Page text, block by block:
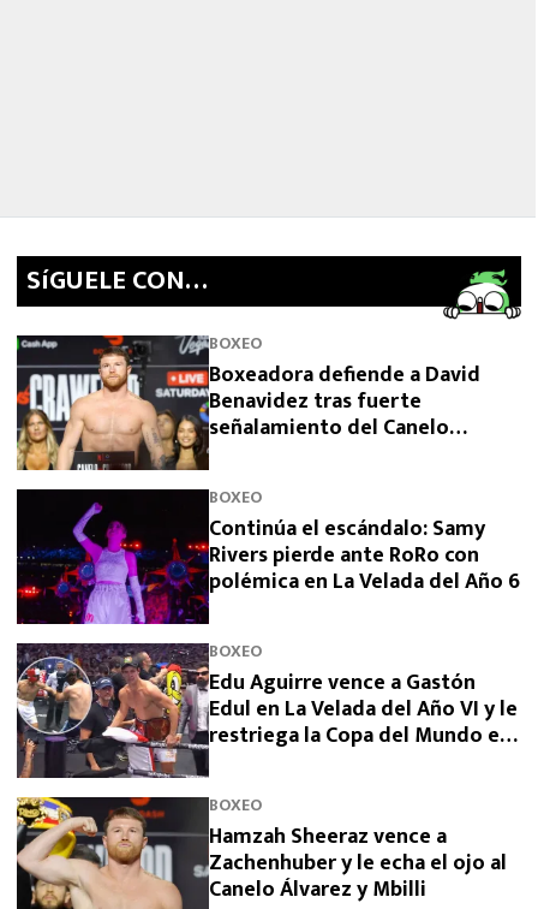
SíGUELE CON…
BOXEO
Boxeadora defiende a David
Benavidez tras fuerte
señalamiento del Canelo
BOXEO
Continúa el escándalo: Samy
Rivers pierde ante RoRo con
polémica en La Velada del Año 6
BOXEO
Edu Aguirre vence a Gastón
Edul en La Velada del Año VI y le
restriega la Copa del Mundo en
BOXEO
Hamzah Sheeraz vence a
Zachenhuber y le echa el ojo al
Canelo Álvarez y Mbilli